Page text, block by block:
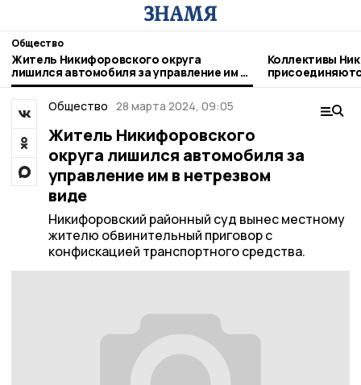
Общество
Житель Никифоровского округа
лишился автомобиля за управление им в
нетрезвом виде
Коллективы
Общество 28 марта 2024, 09:05
Житель Никифоровского
округа лишился автомобиля за
управление им в нетрезвом
виде
Никифоровский районный суд вынес местному
жителю обвинительный приговор с
конфискацией транспортного средства.